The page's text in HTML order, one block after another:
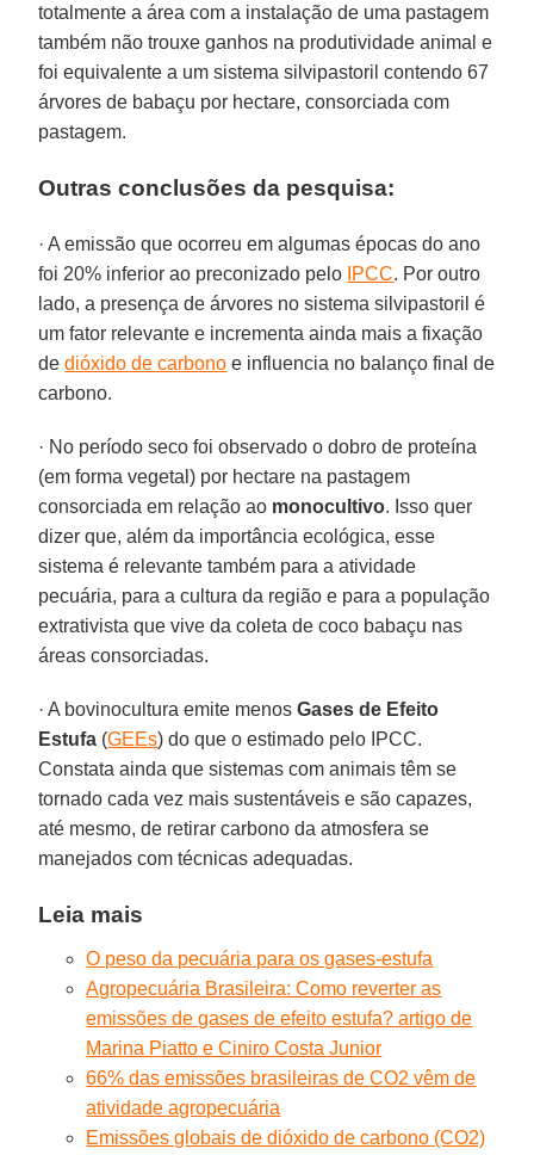
totalmente a área com a instalação de uma pastagem
também não trouxe ganhos na produtividade animal e
foi equivalente a um sistema silvipastoril contendo 67
árvores de babaçu por hectare, consorciada com
pastagem.
Outras conclusões da pesquisa:
· A emissão que ocorreu em algumas épocas do ano
foi 20% inferior ao preconizado pelo IPCC. Por outro
lado, a presença de árvores no sistema silvipastoril é
um fator relevante e incrementa ainda mais a fixação
dedióxido de carbono e influencia no balanço final de
carbono.
· No período seco foi observado o dobro de proteína
(em forma vegetal) por hectare na pastagem
consorciada em relação ao monocultivo. Isso quer
dizer que, além da importância ecológica, esse
sistema é relevante também para a atividade
pecuária, para a cultura da região e para a população
extrativista que vive da coleta de coco babaçu nas
áreas consorciadas.
· A bovinocultura emite menosGases de Efeito
Estufa (GEEs) do que o estimado pelo IPCC.
Constata ainda que sistemas com animais têm se
tornado cada vez mais sustentáveis e são capazes,
até mesmo, de retirar carbono da atmosfera se
manejados com técnicas adequadas.
Leia mais
O peso da pecuária para os gases-estufa
Agropecuária Brasileira: Como reverter as
emissões de gases de efeito estufa? artigo de
Marina Piatto e Ciniro Costa Junior
66% das emissões brasileiras de CO2 vêm de
atividade agropecuária
Emissões globais de dióxido de carbono (CO2)